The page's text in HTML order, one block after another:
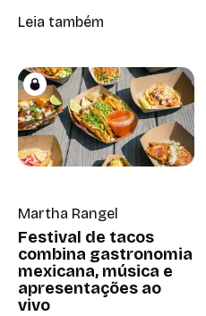
Leia também
Martha Rangel
Festival de tacos
combina gastronomia
mexicana, música e
apresentações ao
vivo